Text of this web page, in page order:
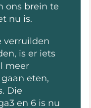
ons brein te
nu is.
verruilden
is er iets
meer
eten,
Die
en 6 is nu